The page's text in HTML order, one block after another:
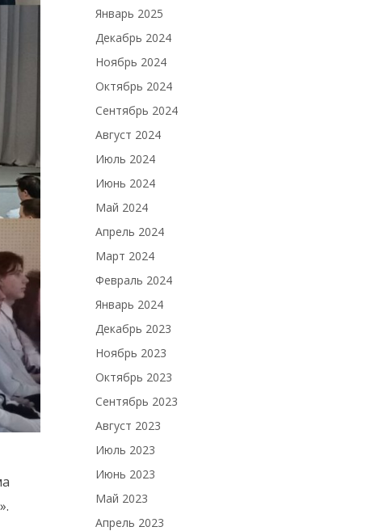
Январь 2025
Декабрь 2024
Ноябрь 2024
Октябрь 2024
Сентябрь 2024
Август 2024
Июль 2024
Июнь 2024
Май 2024
Апрель 2024
Март 2024
Февраль 2024
Январь 2024
Декабрь 2023
Ноябрь 2023
Октябрь 2023
Сентябрь 2023
Август 2023
Июль 2023
Июнь 2023
Май 2023
Апрель 2023